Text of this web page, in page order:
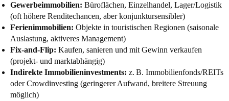
Gewerbeimmobilien: Büroflächen, Einzelhandel, Lager/Logistik
(oft höhere Renditechancen, aber konjunktursensibler)
Ferienimmobilien: Objekte in touristischen Regionen (saisonale
Auslastung, aktiveres Management)
Fix-and-Flip: Kaufen, sanieren und mit Gewinn verkaufen
(projekt- und marktabhängig)
Indirekte Immobilieninvestments: z. B. Immobilienfonds/REITs
oder Crowdinvesting (geringerer Aufwand, breitere Streuung
möglich)